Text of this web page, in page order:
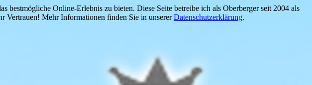
Online-Erlebnis zu bieten. Diese Seite betreibe ich als Oberberger seit 2004 als
Vertrauen! Mehr Informationen finden Sie in unsererDatenschutzerklärung.